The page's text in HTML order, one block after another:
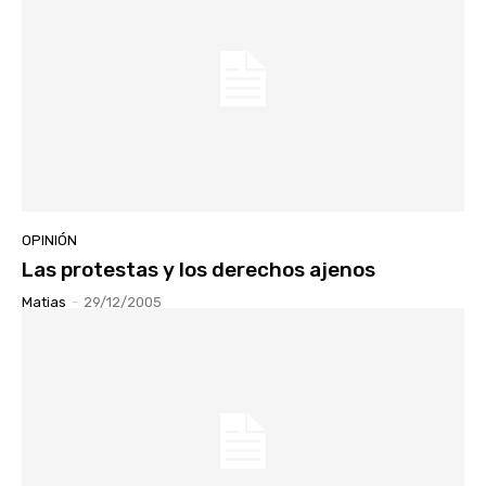
OPINIÓN
Las protestas y los derechos ajenos
Matias - 29/12/2005